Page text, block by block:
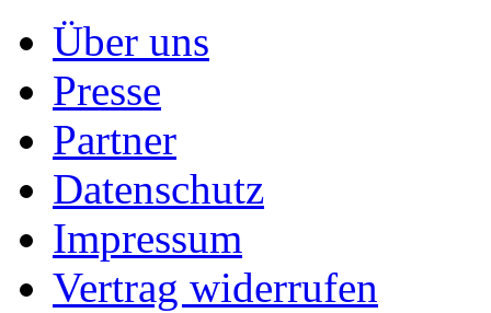
Über uns
Presse
Partner
Datenschutz
Impressum
Vertrag widerrufen